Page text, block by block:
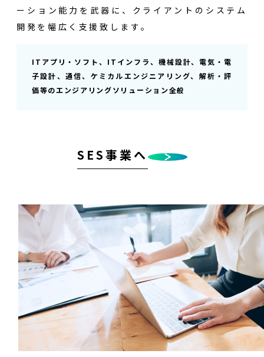
ーション能力を武器に、クライアントのシステム
開発を幅広く支援致します。
ITアプリ・ソフト、ITインフラ、機械設計、電気・電
子設計、通信、ケミカルエンジニアリング、解析・評
価等のエンジアリングソリューション全般
SES事業へ